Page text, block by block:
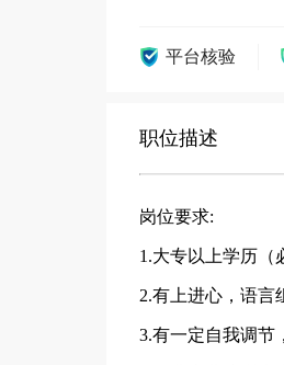
平台核验
职位描述
岗位要求:
1.大专以上学历（
2.有上进心，语言
3.有一定自我调节